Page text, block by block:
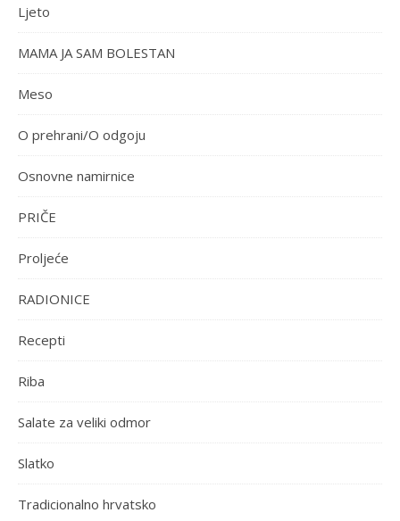
Ljeto
MAMA JA SAM BOLESTAN
Meso
O prehrani/O odgoju
Osnovne namirnice
PRIČE
Proljeće
RADIONICE
Recepti
Riba
Salate za veliki odmor
Slatko
Tradicionalno hrvatsko